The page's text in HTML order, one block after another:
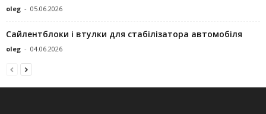
oleg - 05.06.2026
Сайлентблоки і втулки для стабілізатора автомобіля
oleg - 04.06.2026